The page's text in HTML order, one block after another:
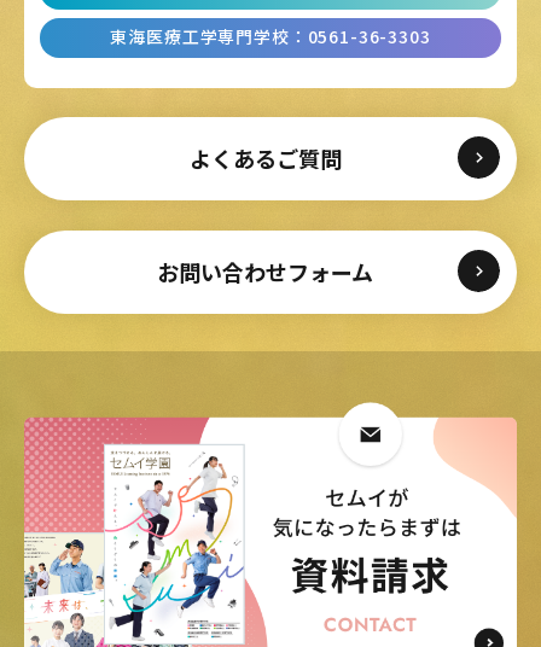
よくあるご質問
お問い合わせフォーム
東海医療工学専門学校 ： 0561-36-3303